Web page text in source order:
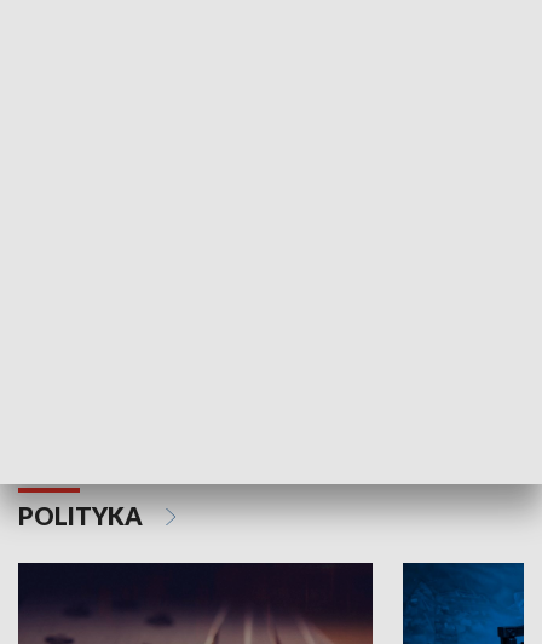
POLITYKA